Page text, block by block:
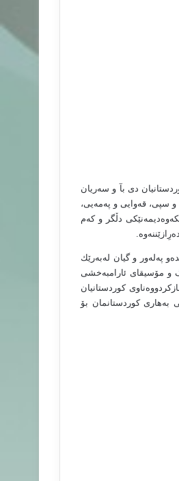
دى بآ و سه‌ریان
و سپى، قه‌وایى و په‌مه‌یى،
دڵگر و كه‌م
په‌له‌ور و گیان له‌به‌رێك
و مۆسیقاى ئارامبه‌خشى
كوردستانیان
به‌هارى كوردستانمان بۆ